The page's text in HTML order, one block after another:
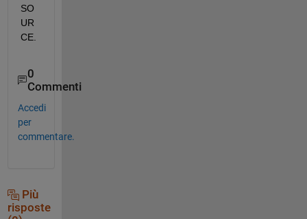
SO
UR
CE.
0
Commenti
Accedi
per
commentare.
Più
risposte